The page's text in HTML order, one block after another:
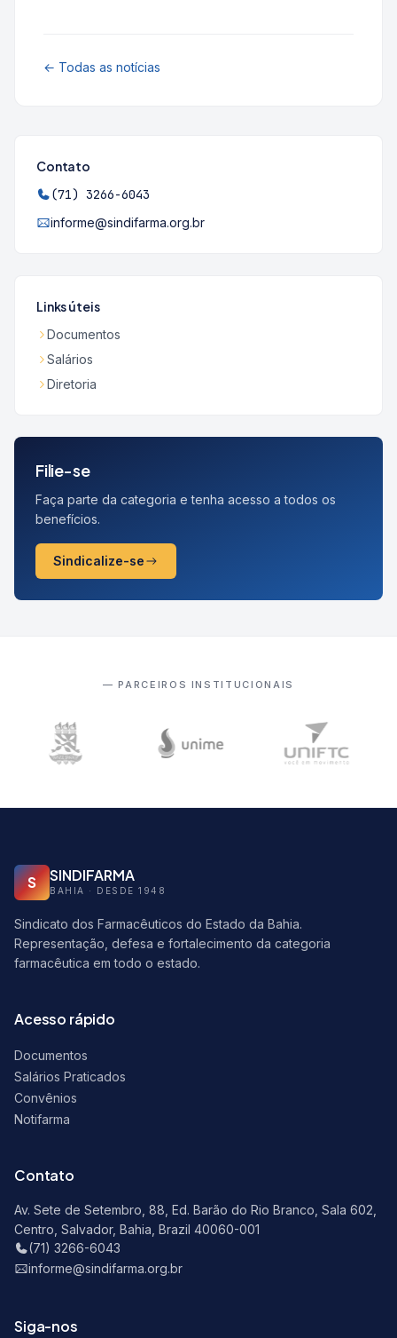
← Todas as notícias
Contato
(71) 3266-6043
informe@sindifarma.org.br
Links úteis
Documentos
Salários
Diretoria
Filie-se
Faça parte da categoria e tenha acesso a todos os
benefícios.
Sindicalize-se
— PARCEIROS INSTITUCIONAIS
S SINDIFARMA
BAHIA · DESDE 1948
Sindicato dos Farmacêuticos do Estado da Bahia.
Representação, defesa e fortalecimento da categoria
farmacêutica em todo o estado.
Acesso rápido
Documentos
Salários Praticados
Convênios
Notifarma
Contato
Av. Sete de Setembro, 88, Ed. Barão do Rio Branco, Sala 602,
Centro, Salvador, Bahia, Brazil 40060-001
(71) 3266-6043
informe@sindifarma.org.br
Siga-nos